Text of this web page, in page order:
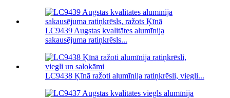
LC9439 Augstas kvalitātes alumīnija
sakausējuma ratiņkrēsls...
LC9438 Ķīnā ražoti alumīnija ratiņkrēsli, viegli...